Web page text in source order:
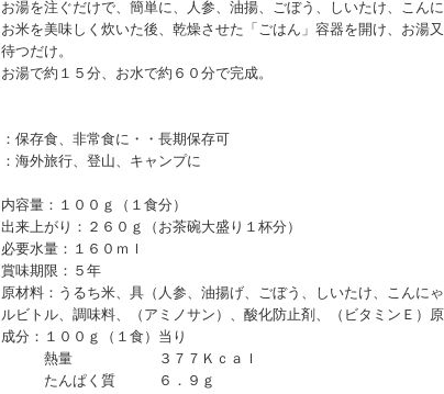
お湯を注ぐだけで、簡単に、人参、油揚、ごぼう、しいたけ、こん
お米を美味しく炊いた後、乾燥させた「ごはん」容器を開け、お湯
待つだけ。
お湯で約１５分、お水で約６０分で完成。
：保存食、非常食に・・長期保存可
：海外旅行、登山、キャンプに
内容量：１００ｇ（１食分）
出来上がり：２６０ｇ（お茶碗大盛り１杯分）
必要水量：１６０ｍｌ
賞味期限：５年
原材料：うるち米、具（人参、油揚げ、ごぼう、しいたけ、こんに
ルビトル、調味料、（アミノサン）、酸化防止剤、（ビタミンＥ）
成分：１００ｇ（１食）当り
熱量 ３７７Ｋｃａｌ
たんぱく質 ６．９ｇ